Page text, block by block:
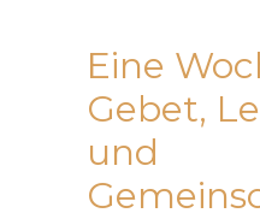
Eine
Gebet,
und